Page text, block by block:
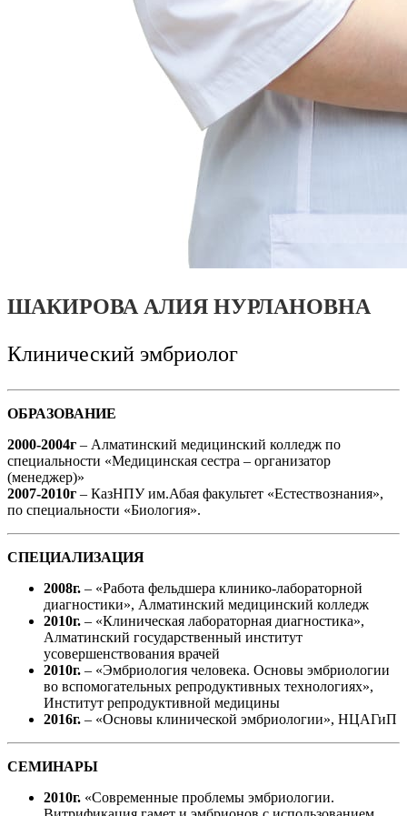
ШАКИРОВА АЛИЯ НУРЛАНОВНА
Клинический эмбриолог
ОБРАЗОВАНИЕ
2000-2004г – Алматинский медицинский колледж по
специальности «Медицинская сестра – организатор
(менеджер)»
2007-2010г – КазНПУ им.Абая факультет «Естествознания»,
по специальности «Биология».
СПЕЦИАЛИЗАЦИЯ
2008г. – «Работа фельдшера клинико-лабораторной
диагностики», Алматинский медицинский колледж
2010г. – «Клиническая лабораторная диагностика»,
Алматинский государственный институт
усовершенствования врачей
2010г. – «Эмбриология человека. Основы эмбриологии
во вспомогательных репродуктивных технологиях»,
Институт репродуктивной медицины
2016г. – «Основы клинической эмбриологии», НЦАГиП
СЕМИНАРЫ
2010г. «Современные проблемы эмбриологии.